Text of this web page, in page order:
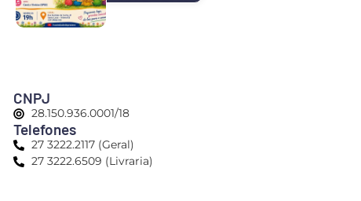
CNPJ
28.150.936.0001/18
Telefones
27 3222.2117 (Geral)
27 3222.6509 (Livraria)